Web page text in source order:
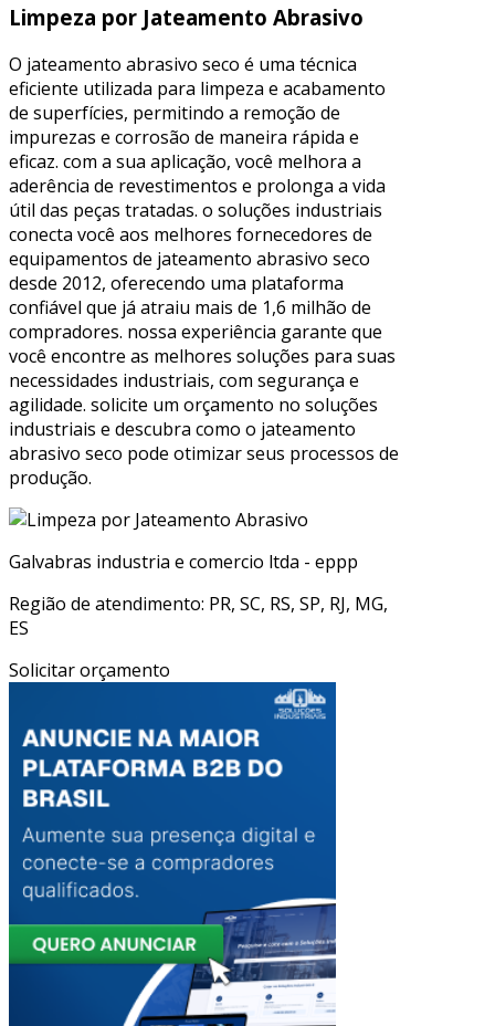
Limpeza por Jateamento Abrasivo
O jateamento abrasivo seco é uma técnica
eficiente utilizada para limpeza e acabamento
de superfícies, permitindo a remoção de
impurezas e corrosão de maneira rápida e
eficaz. com a sua aplicação, você melhora a
aderência de revestimentos e prolonga a vida
útil das peças tratadas. o soluções industriais
conecta você aos melhores fornecedores de
equipamentos de jateamento abrasivo seco
desde 2012, oferecendo uma plataforma
confiável que já atraiu mais de 1,6 milhão de
compradores. nossa experiência garante que
você encontre as melhores soluções para suas
necessidades industriais, com segurança e
agilidade. solicite um orçamento no soluções
industriais e descubra como o jateamento
abrasivo seco pode otimizar seus processos de
produção.
Galvabras industria e comercio ltda - eppp
Região de atendimento: PR, SC, RS, SP, RJ, MG,
ES
Solicitar orçamento